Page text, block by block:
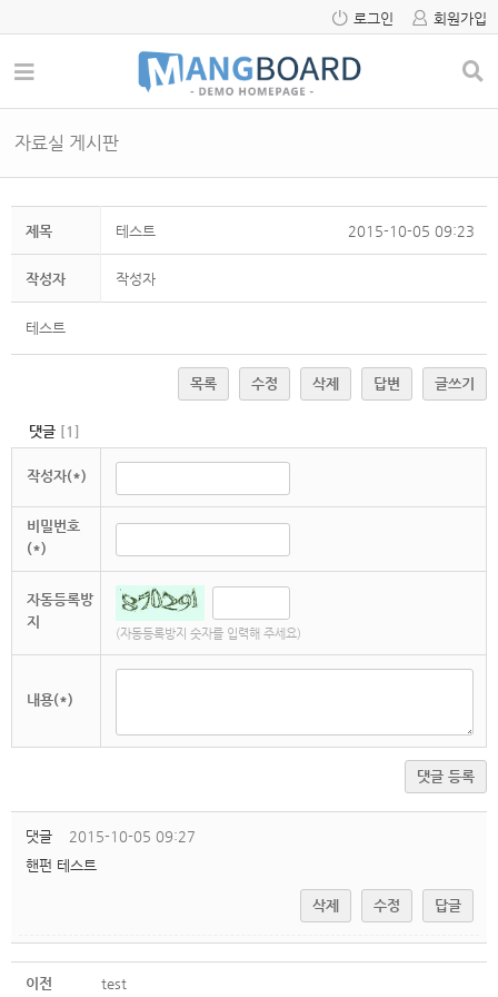
로그인 회원가입
자료실 게시판
제목 테스트 2015-10-05 09:23
작성자 작성자
테스트
목록 수정 삭제 답변 글쓰기
댓글 [ 1 ]
작성자(*)
비밀번호
(*)
자동등록방
지
(자동등록방지 숫자를 입력해 주세요)
내용(*)
댓글 등록
댓글
2015-10-05 09:27
핸펀 테스트
삭제 수정 답글
이전 test